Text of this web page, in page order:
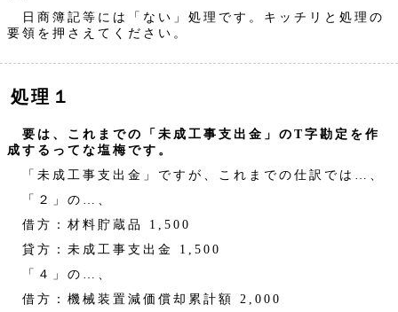
日商簿記等には「ない」処理です。キッチリと処理の
要領を押さえてください。
処理１
要は、これまでの「未成工事支出金」のT字勘定を作
成するってな塩梅です。
「未成工事支出金」ですが、これまでの仕訳では…、
「２」の…、
借方：材料貯蔵品 1,500
貸方：未成工事支出金 1,500
「４」の…、
借方：機械装置減価償却累計額 2,000